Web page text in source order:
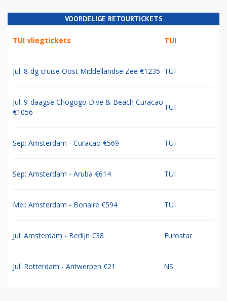
VOORDELIGE RETOURTICKETS
TUI vliegtickets TUI
Jul: 8-dg cruise Oost Middellandse Zee €1235 TUI
Jul: 9-daagse Chogogo Dive & Beach Curacao
€1056
TUI
Sep: Amsterdam - Curacao €569 TUI
Sep: Amsterdam - Aruba €614 TUI
Mei: Amsterdam - Bonaire €594 TUI
Jul: Amsterdam - Berlijn €38 Eurostar
Jul: Rotterdam - Antwerpen €21 NS